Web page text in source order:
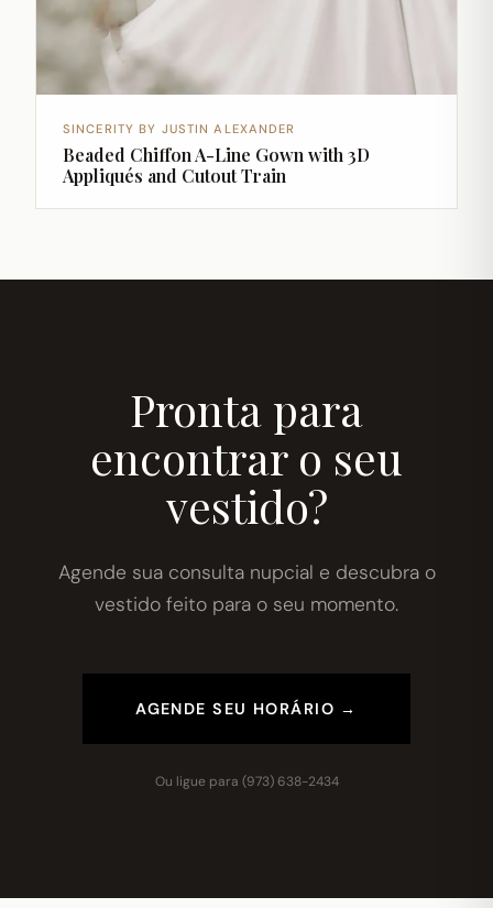
SINCERITY BY JUSTIN ALEXANDER
Beaded Chiffon A-Line Gown with 3D
Appliqués and Cutout Train
Pronta para
encontrar o seu
vestido?
Agende sua consulta nupcial e descubra o
vestido feito para o seu momento.
AGENDE SEU HORÁRIO →
Ou ligue para (973) 638-2434